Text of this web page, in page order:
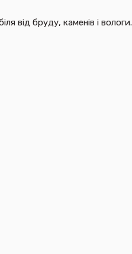
від бруду, каменів і вологи.